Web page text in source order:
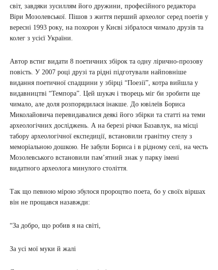
світ, завдяки зусиллям його дружини, професійного редактора
Віри Мозолевської. Пішов з життя перший археолог серед поетів у
вересні 1993 року, на похорон у Києві зібралося чимало друзів та
колег з усієї України.
Автор встиг видати 8 поетичних збірок та одну лірично-прозову
повість. У 2007 році друзі та рідні підготували найповніше
видання поетичної спадщини у збірці “Поезії”, котра вийшла у
видавництві “Темпора”. Цей шукач і творець міг би зробити ще
чимало, але доля розпорядилася інакше. До ювілеїв Бориса
Миколайовича перевидавалися деякі його збірки та статті на теми
археологічних досліджень. А на березі річки Базавлук, на місці
табору археологічної експедиції, встановили гранітну стелу з
меморіальною дошкою. Не забули Бориса і в рідному селі, на честь
Мозолевського встановили пам’ятний знак у парку імені
видатного археолога минулого століття.
Так що певною мірою збулося пророцтво поета, бо у своїх віршах
він не прощався назавжди:
“За добро, що робив я на світі,
За усі мої муки й жалі